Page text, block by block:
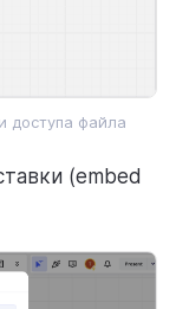
доступа файла
(embed